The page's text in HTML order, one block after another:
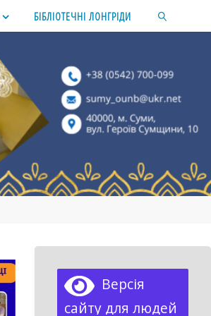
БІБЛІОТЕЧНІ ЛОНГРІДИ
Версія
сайту для людей